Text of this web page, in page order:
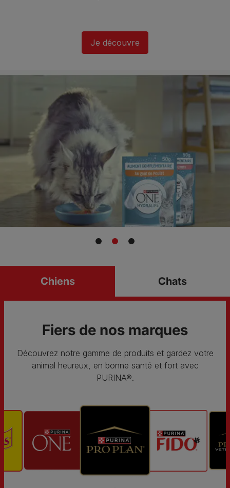
En savoir plus
Chiens Chats
Fiers de nos marques
Découvrez notre gamme de produits et gardez votre
animal heureux, en bonne santé et fort avec
PURINA®.